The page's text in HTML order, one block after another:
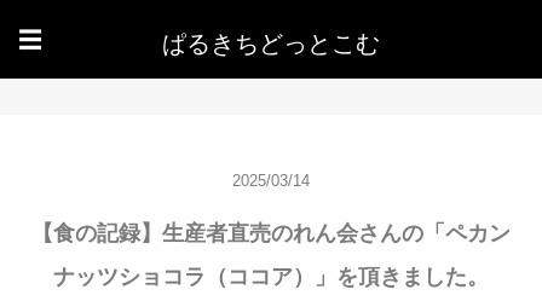
☰ ぱるきちどっとこむ
2025/03/14
【食の記録】生産者直売のれん会さんの「ペカン
ナッツショコラ（ココア）」を頂きました。